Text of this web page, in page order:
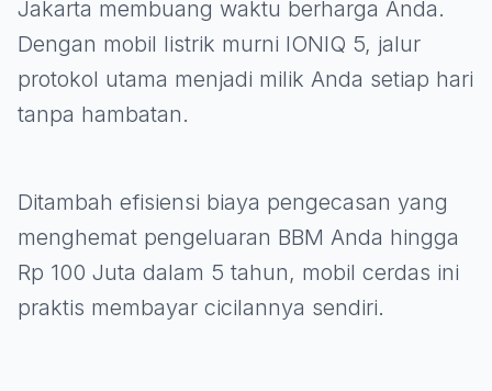
Jakarta membuang waktu berharga Anda.
Dengan mobil listrik murni IONIQ 5, jalur
protokol utama menjadi milik Anda setiap hari
tanpa hambatan.
Ditambah efisiensi biaya pengecasan yang
menghemat pengeluaran BBM Anda hingga
Rp 100 Juta dalam 5 tahun, mobil cerdas ini
praktis membayar cicilannya sendiri.